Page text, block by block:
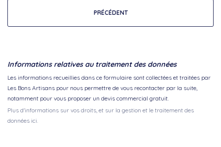
PRÉCÉDENT
Informations relatives au traitement des données
Les informations recueillies dans ce formulaire sont collectées et traitées par
Les Bons Artisans pour nous permettre de vous recontacter par la suite,
notamment pour vous proposer un devis commercial gratuit.
Plus d'informations sur vos droits, et sur la gestion et le traitement des
données ici.